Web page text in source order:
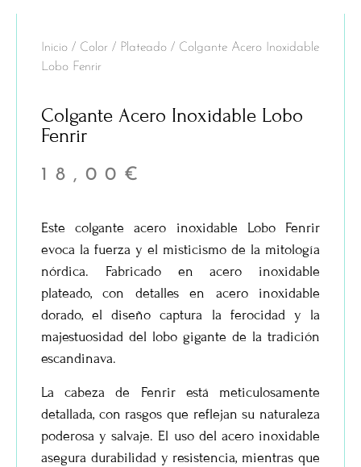
Inicio / Color / Plateado / Colgante Acero Inoxidable
Lobo Fenrir
Colgante Acero Inoxidable Lobo
Fenrir
18,00 €
Este colgante acero inoxidable Lobo Fenrir
evoca la fuerza y el misticismo de la mitología
nórdica. Fabricado en acero inoxidable
plateado, con detalles en acero inoxidable
dorado, el diseño captura la ferocidad y la
majestuosidad del lobo gigante de la tradición
escandinava.
La cabeza de Fenrir está meticulosamente
detallada, con rasgos que reflejan su naturaleza
poderosa y salvaje. El uso del acero inoxidable
asegura durabilidad y resistencia, mientras que